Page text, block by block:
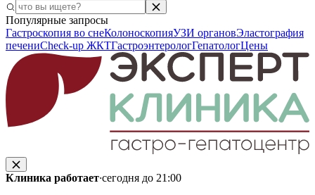
Популярные запросы
Гастроскопия во снеКолоноскопияУЗИ органовЭластография
печениCheck-up ЖКТГастроэнтерологГепатологЦены
Клиника работает·сегодня до 21:00